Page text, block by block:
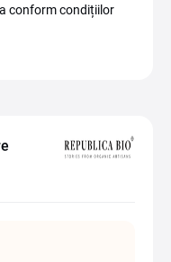
conform condițiilor